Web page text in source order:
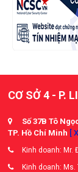
CƠ SỞ 4 - P.
Số 37B Tô
TP. Hồ Chí Minh [
Kinh doanh: Mr.
Kinh doanh: